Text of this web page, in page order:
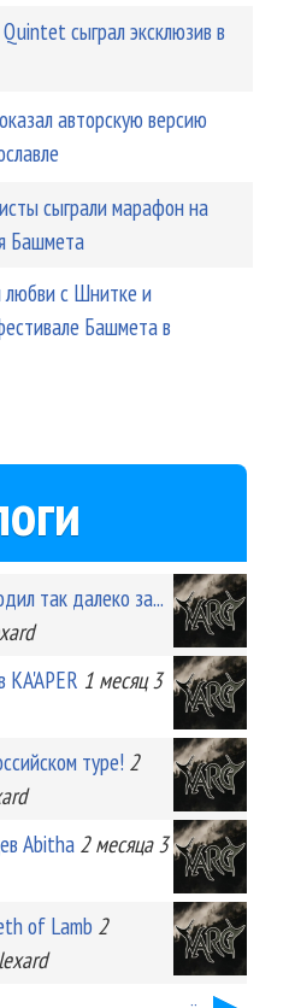
сыграл эксклюзив в
авторскую версию
сыграли марафон на
Башмета
с Шнитке и
Башмета в
так далеко за...
1 месяц 3
туре! 2
Abitha 2 месяца 3
of Lamb 2